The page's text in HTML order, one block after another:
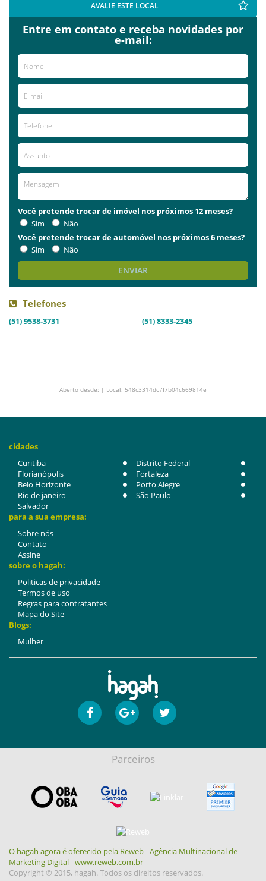
AVALIE ESTE LOCAL
Entre em contato e receba novidades por
e-mail:
Você pretende trocar de imóvel nos próximos 12 meses?
Sim
Não
Você pretende trocar de automóvel nos próximos 6 meses?
Sim
Não
ENVIAR
Telefones
(51) 9538-3731 (51) 8333-2345
Aberto desde: | Local: 548c3314dc7f7b04c669814e
cidades
Curitiba
Distrito Federal
Florianópolis
Fortaleza
Belo Horizonte
Porto Alegre
Rio de janeiro
São Paulo
Salvador
para a sua empresa:
Sobre nós
Contato
Assine
sobre o hagah:
Politicas de privacidade
Termos de uso
Regras para contratantes
Mapa do Site
Blogs:
Mulher
Parceiros
O hagah agora é oferecido pela Reweb - Agência Multinacional de
Marketing Digital - www.reweb.com.br
Copyright © 2015, hagah. Todos os direitos reservados.